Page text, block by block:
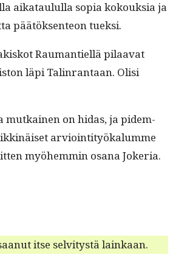
aikataul­ul­la sopia kok­ouk­sia ja
päätök­sen­teon tueksi.
Rau­mantiel­lä pilaa­vat
läpi Tal­in­ran­taan. Olisi
mutkainen on hidas, ja pidem­
arvioin­ti­työkalumme
myöhem­min osana Jokeria.
itse selvi­tys­tä lainkaan.